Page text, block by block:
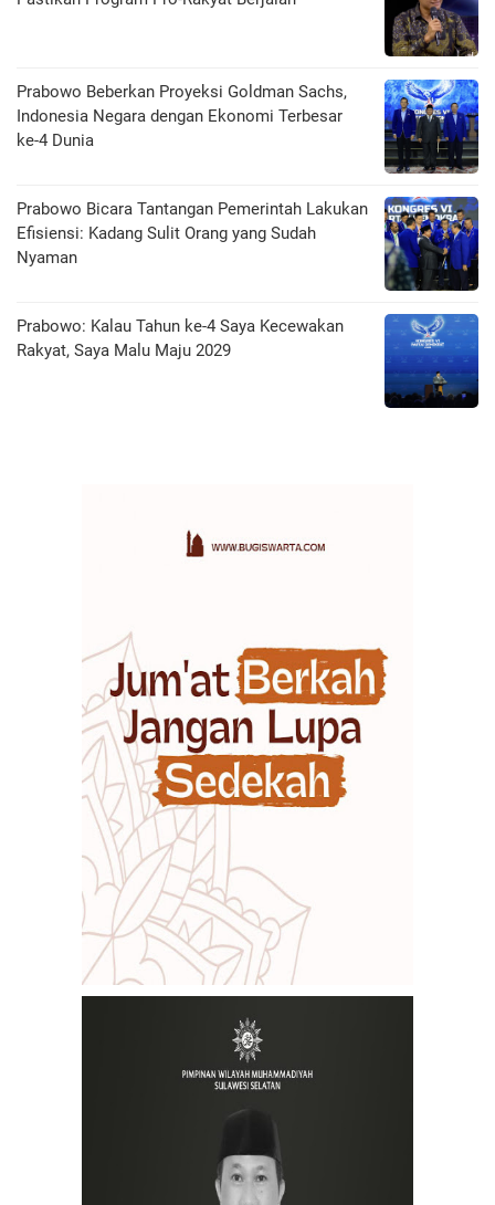
Prabowo Beberkan Proyeksi Goldman Sachs,
Indonesia Negara dengan Ekonomi Terbesar
ke-4 Dunia
Prabowo Bicara Tantangan Pemerintah Lakukan
Efisiensi: Kadang Sulit Orang yang Sudah
Nyaman
Prabowo: Kalau Tahun ke-4 Saya Kecewakan
Rakyat, Saya Malu Maju 2029